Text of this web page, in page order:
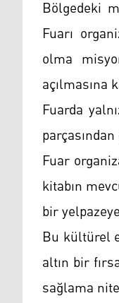
Bölgedeki
Fuarı
olma
Fuarda
Fuar
kitabın
bir
Bu kültürel
altın bir
sağlama